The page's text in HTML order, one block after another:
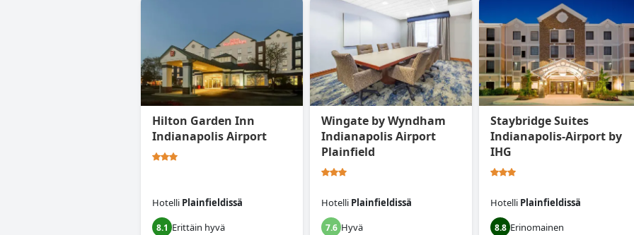
Hilton Garden Inn
Indianapolis Airport
Hotelli Plainfieldissä
8.1 Erittäin hyvä
Wingate by Wyndham
Indianapolis Airport
Plainfield
Hotelli Plainfieldissä
7.6 Hyvä
Staybridge Suites
Indianapolis-Airport by
IHG
Hotelli Plainfieldissä
8.8 Erinomainen